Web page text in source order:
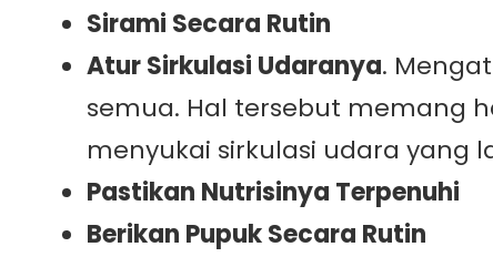
Sirami Secara Rutin
Atur Sirkulasi Udaranya.
semua. Hal tersebut memang
menyukai sirkulasi udara
Pastikan Nutrisinya Terpenuhi
Berikan Pupuk Secara Rutin